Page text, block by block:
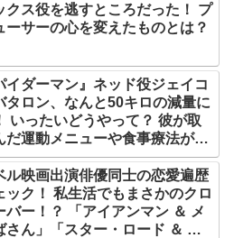
クス役を逃すところだった！ プ
ーサーの心を変えたものとは？
イダーマン』ネッド役ジェイコ
タロン、なんと50キロの減量に
いったいどうやって？ 彼が取
だ運動メニューや食事療法が明
ル映画出演俳優同士の恋愛遍歴
ック！ 私生活でもまさかのクロ
バー！？ 「アイアンマン ＆ メ
さん」「スター・ロード ＆ シ